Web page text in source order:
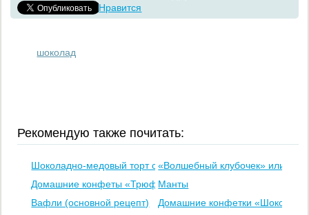
Нравится
шоколад
Рекомендую также почитать:
Шоколадно-медовый торт со сметанно-ореховым кремом
«Волшебный клубочек» или
Домашние конфеты «Трюфель» (вариант 1)
Манты
Вафли (основной рецепт)
Домашние конфетки